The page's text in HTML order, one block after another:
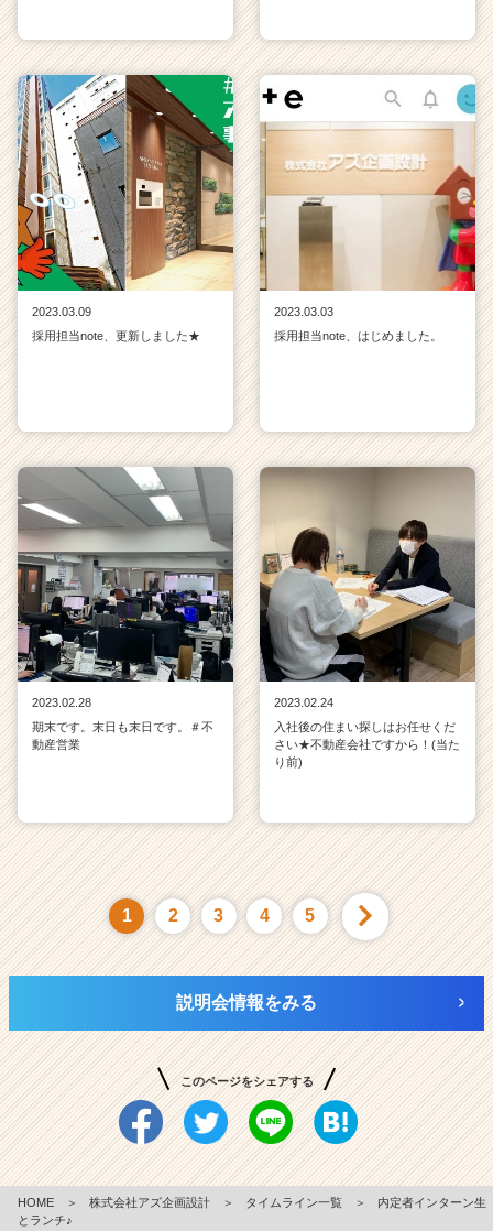
2023.03.09
採用担当note、更新しました★
2023.03.03
採用担当note、はじめました。
2023.02.28
期末です。末日も末日です。＃不
動産営業
2023.02.24
入社後の住まい探しはお任せくだ
さい★不動産会社ですから！(当た
り前)
1 2 3 4 5
説明会情報をみる
このページをシェアする
HOME ＞ 株式会社アズ企画設計 ＞ タイムライン一覧 ＞
内定者インターン生
とランチ♪